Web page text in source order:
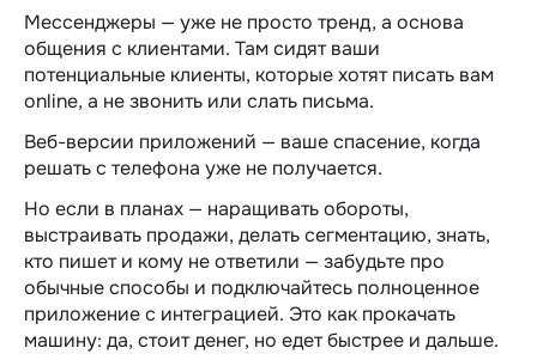
Мессенджеры — уже не просто тренд, а основа
общения с клиентами. Там сидят ваши
потенциальные клиенты, которые хотят писать вам
online, а не звонить или слать письма.
Веб-версии приложений — ваше спасение, когда
решать с телефона уже не получается.
Но если в планах — наращивать обороты,
выстраивать продажи, делать сегментацию, знать,
кто пишет и кому не ответили — забудьте про
обычные способы и подключайтесь полноценное
приложение с интеграцией. Это как прокачать
машину: да, стоит денег, но едет быстрее и дальше.